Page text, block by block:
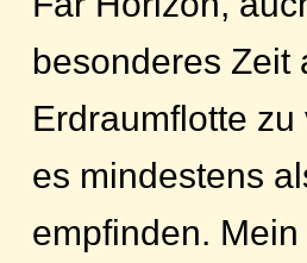
besonderes Zeit
Erdraumflotte
es mindestens
empfinden.